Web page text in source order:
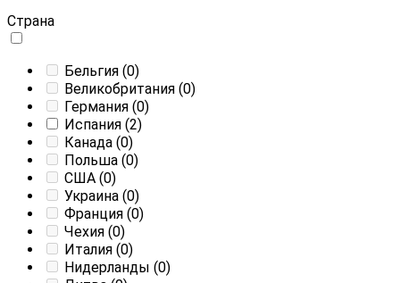
Страна
Бельгия (0)
Великобритания (0)
Германия (0)
Испания (2)
Канада (0)
Польша (0)
CША (0)
Украина (0)
Франция (0)
Чехия (0)
Италия (0)
Нидерланды (0)